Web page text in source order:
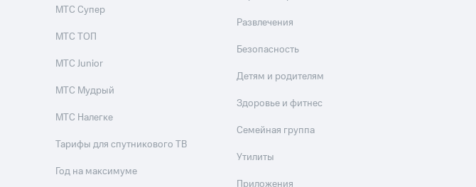
МТС Супер
МТС ТОП
МТС Junior
МТС Мудрый
МТС Налегке
Тарифы для спутникового ТВ
Год на максимуме
Развлечения
Безопасность
Детям и родителям
Здоровье и фитнес
Семейная группа
Утилиты
Приложения